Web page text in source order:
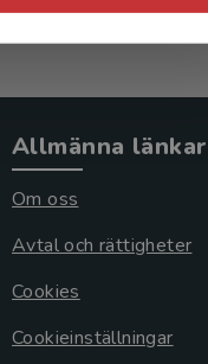
Allmänna länkar
Om oss
Avtal och rättigheter
Cookies
Cookieinställningar